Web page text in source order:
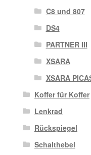
C8 und 807
DS4
PARTNER III
XSARA
XSARA
Koffer für Koffer
Lenkrad
Rückspiegel
Schalthebel